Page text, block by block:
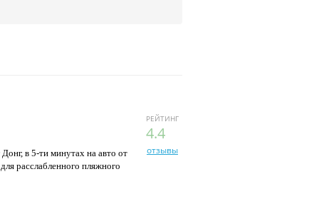
РЕЙТИНГ
4.4
отзывы
в 5-ти минутах на авто от
расслабленного пляжного